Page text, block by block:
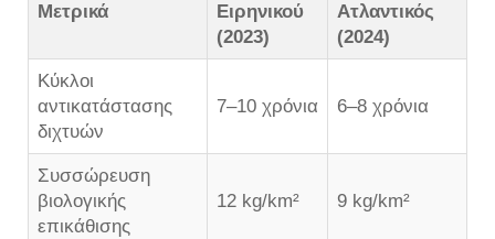
Μετρικά
Ειρηνικού
(2023)
Ατλαντικός
(2024)
Κύκλοι
αντικατάστασης
διχτυών
7–10 χρόνια 6–8 χρόνια
Συσσώρευση
βιολογικής
επικάθισης
12 kg/km² 9 kg/km²